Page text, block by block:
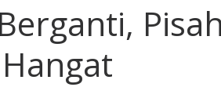
Pisah